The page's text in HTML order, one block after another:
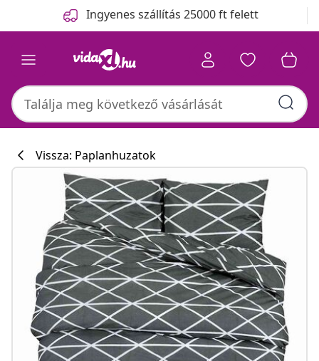
Ingyenes szállítás 25000 ft felett
Vissza: Paplanhuzatok